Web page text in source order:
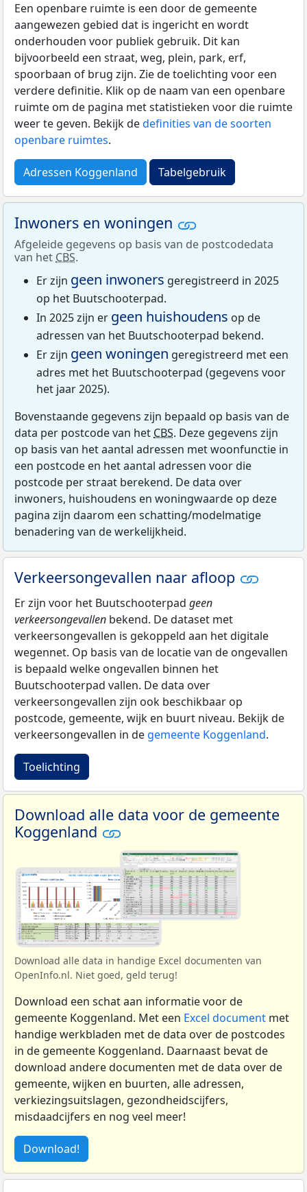
Een openbare ruimte is een door de gemeente
aangewezen gebied dat is ingericht en wordt
onderhouden voor publiek gebruik. Dit kan
bijvoorbeeld een straat, weg, plein, park, erf,
spoorbaan of brug zijn. Zie de toelichting voor een
verdere definitie. Klik op de naam van een openbare
ruimte om de pagina met statistieken voor die ruimte
weer te geven. Bekijk dedefinities van de soorten
openbare ruimtes.
Adressen Koggenland Tabelgebruik
Inwoners en woningen
Afgeleide gegevens op basis van de postcodedata
van het CBS.
Er zijn geen inwoners geregistreerd in 2025
op het Buutschooterpad.
In 2025 zijn er geen huishoudens op de
adressen van het Buutschooterpad bekend.
Er zijn geen woningen geregistreerd met een
adres met het Buutschooterpad (gegevens voor
het jaar 2025).
Bovenstaande gegevens zijn bepaald op basis van de
data per postcode van het CBS. Deze gegevens zijn
op basis van het aantal adressen met woonfunctie in
een postcode en het aantal adressen voor die
postcode per straat berekend. De data over
inwoners, huishoudens en woningwaarde op deze
pagina zijn daarom een schatting/modelmatige
benadering van de werkelijkheid.
Verkeersongevallen naar afloop
Er zijn voor het Buutschooterpad geen
verkeersongevallen bekend. De dataset met
verkeersongevallen is gekoppeld aan het digitale
wegennet. Op basis van de locatie van de ongevallen
is bepaald welke ongevallen binnen het
Buutschooterpad vallen. De data over
verkeersongevallen zijn ook beschikbaar op
postcode, gemeente, wijk en buurt niveau. Bekijk de
verkeersongevallen in de gemeente Koggenland.
Toelichting
Download alle data voor de gemeente
Koggenland
Download alle data in handige Excel documenten van
OpenInfo.nl. Niet goed, geld terug!
Download een schat aan informatie voor de
gemeente Koggenland. Met een Excel document met
handige werkbladen met de data over de postcodes
in de gemeente Koggenland. Daarnaast bevat de
download andere documenten met de data over de
gemeente, wijken en buurten, alle adressen,
verkiezingsuitslagen, gezondheidscijfers,
misdaadcijfers en nog veel meer!
Download!